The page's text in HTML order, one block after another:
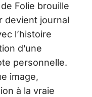
Folie brouille
devient journal
l’histoire
d’une
personnelle.
image,
à la vraie